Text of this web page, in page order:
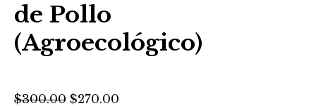
de Pollo
(Agroecológico)
$300.00 Original
$270.00